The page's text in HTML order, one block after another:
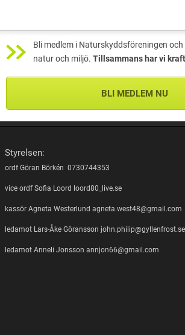
Bli medlem i Naturskyddsföreningen
natur och miljö. Tillsammans har vi
BLI MEDLEM NU
Styrelsen:
ordf Göran Börkén 0730744353
vice ordf Sofia Loord loord80_live.se
kassör Agneta Westerlund agneta.west48@gmail.com
ledamot Lars-Åke Göransson john.philip@gyllenfrost.se
ledamot Anneli Jonsson annjon66@gmail.com